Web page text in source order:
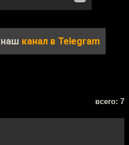
канал в Telegram
всего: 7